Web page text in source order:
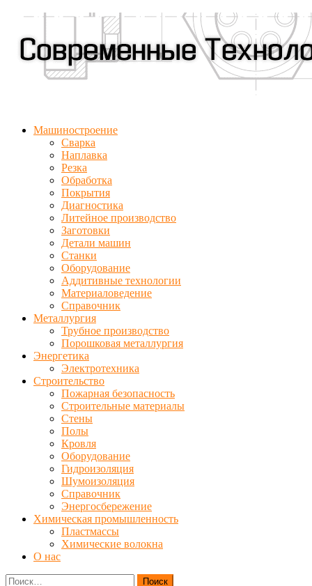
Машиностроение
Сварка
Наплавка
Резка
Обработка
Покрытия
Диагностика
Литейное производство
Заготовки
Детали машин
Станки
Оборудование
Аддитивные технологии
Материаловедение
Справочник
Металлургия
Трубное производство
Порошковая металлургия
Энергетика
Электротехника
Строительство
Пожарная безопасность
Строительные материалы
Стены
Полы
Кровля
Оборудование
Гидроизоляция
Шумоизоляция
Справочник
Энергосбережение
Химическая промышленность
Пластмассы
Химические волокна
О нас
Найти: